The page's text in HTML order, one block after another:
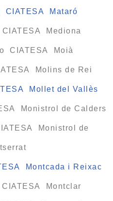
CIATESA Mataró
Mediona
CIATESA Moià
Molins de Rei
Mollet del Vallès
Monistrol de Calders
Monistrol de
Montcada i Reixac
Montclar